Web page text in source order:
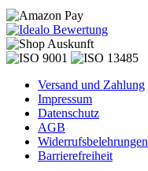
Versand und Zahlung
Impressum
Datenschutz
AGB
Widerrufsbelehrungen
Barrierefreiheit